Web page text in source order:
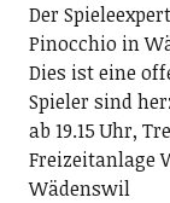
Der
Pinocchio in
Dies ist eine
Spieler sind
ab 19.15 Uhr,
Freizeitanlage
Wädenswil